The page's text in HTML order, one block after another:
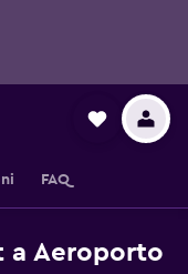
FAQ
a Aeroporto